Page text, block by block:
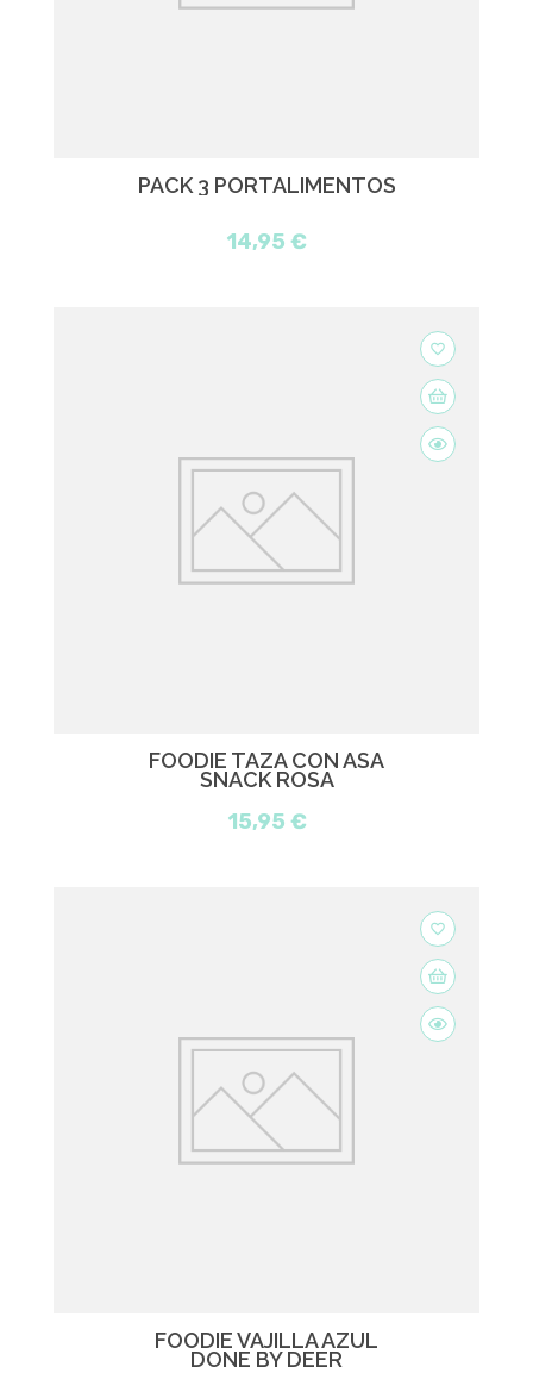
PACK 3 PORTALIMENTOS
14,95 €
favorite_border
FOODIE TAZA CON ASA
SNACK ROSA
15,95 €
favorite_border
FOODIE VAJILLA AZUL
DONE BY DEER